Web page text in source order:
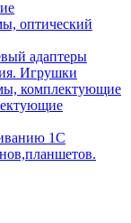
оптический
адаптеры
Игрушки
комплектующие
1С